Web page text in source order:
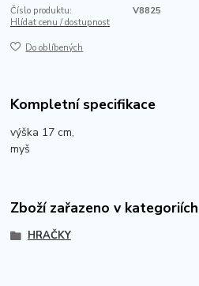
Číslo produktu:
V8825
Hlídat cenu / dostupnost
Do oblíbených
Kompletní specifikace
výška 17 cm,
myš
Zboží zařazeno v kategoriích
HRAČKY